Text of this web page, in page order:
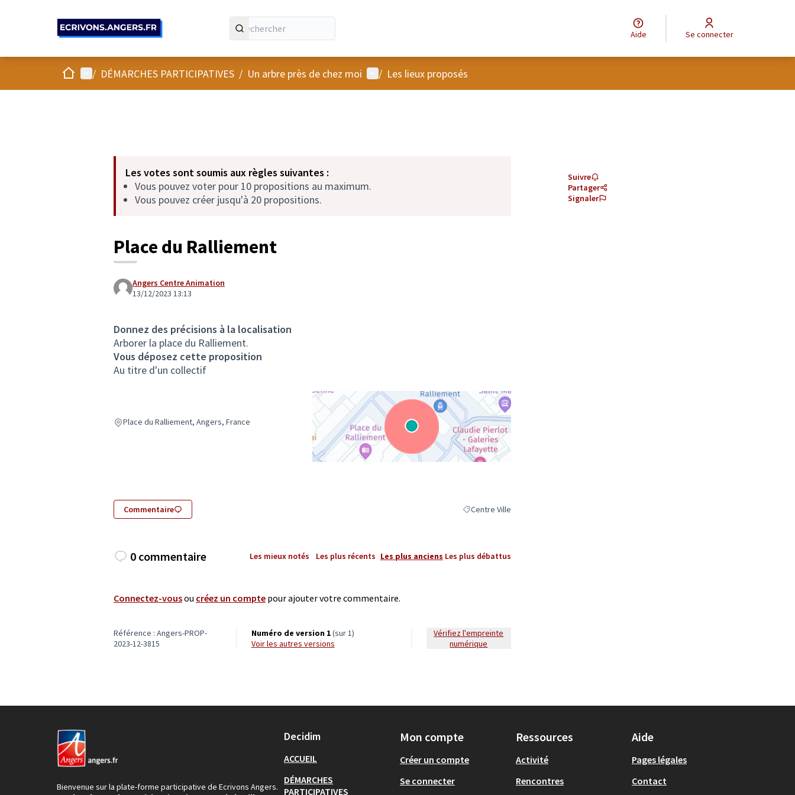
Aide Se connecter
AccueilMenu principal
/ DÉMARCHES PARTICIPATIVES / Un arbre près de chez moi Menu utilisateur
/ Les lieux proposés
Les votes sont soumis aux règles suivantes :
Vous pouvez voter pour 10 propositions au maximum.
Vous pouvez créer jusqu'à 20 propositions.
Place du Ralliement
Angers Centre Animation
13/12/2023 13:13
Donnez des précisions à la localisation
Arborer la place du Ralliement.
Vous déposez cette proposition
Au titre d'un collectif
Place du Ralliement, Angers, France
Commentaire Filtrer les résultats pour le secteur : Centre Ville
Centre Ville
Suivre
Partager
Signaler
0 commentaire Les mieux notés Les plus récents Les plus anciens Les plus débattus
Connectez-vousou créez un compte pour ajouter votre commentaire.
Référence : Angers-PROP-
2023-12-3815
Numéro de version 1(sur 1)
voir les autres versions
Vérifiez l'empreinte
numérique
Bienvenue sur la plate-forme participative de Ecrivons Angers.
Decidim
ACCUEIL
DÉMARCHES
PARTICIPATIVES
Mon compte
Créer un compte
Se connecter
Ressources
Activité
Rencontres
Aide
Pages légales
Contact